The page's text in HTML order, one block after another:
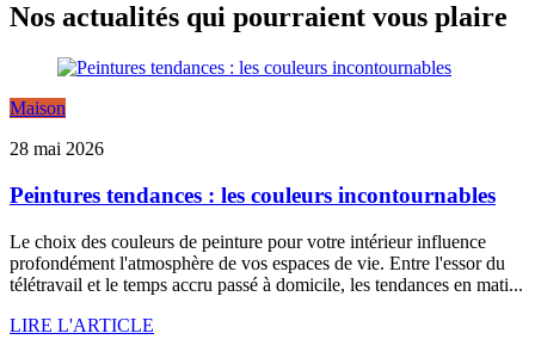
Nos actualités qui pourraient vous plaire
Maison
28 mai 2026
Peintures tendances : les couleurs incontournables
Le choix des couleurs de peinture pour votre intérieur influence
profondément l'atmosphère de vos espaces de vie. Entre l'essor du
télétravail et le temps accru passé à domicile, les tendances en mati...
LIRE L'ARTICLE